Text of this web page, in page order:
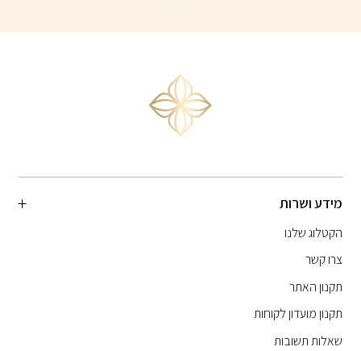
מידע ושרות
הקטלוג שלנו
צרו קשר
תקנון האתר
תקנון מועדון לקוחות
שאלות תשובות